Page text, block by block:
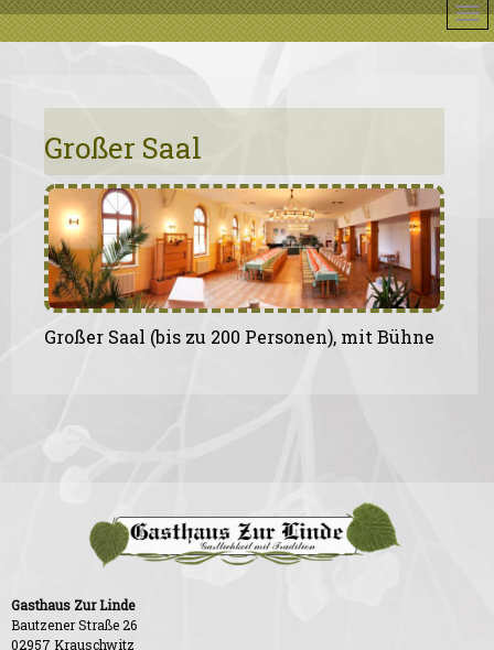
Großer Saal
Großer Saal (bis zu 200 Personen), mit Bühne
Gasthaus Zur Linde
Bautzener Straße 26
02957 Krauschwitz